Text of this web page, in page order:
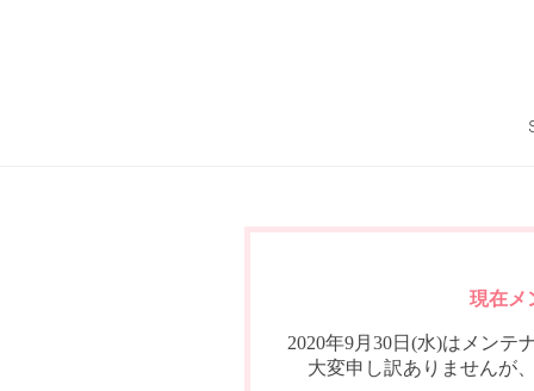
現在メ
2020年9月30日(水)はメンテ
大変申し訳ありませんが